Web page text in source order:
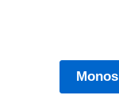
Monos